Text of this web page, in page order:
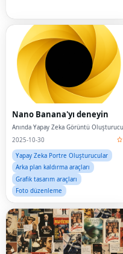
Nano Banana'yı deneyin
Anında Yapay Zeka Görüntü Oluşturucu
2025-10-30
Yapay Zeka Portre Oluşturucular
Arka plan kaldırma araçları
Grafik tasarım araçları
Foto düzenleme